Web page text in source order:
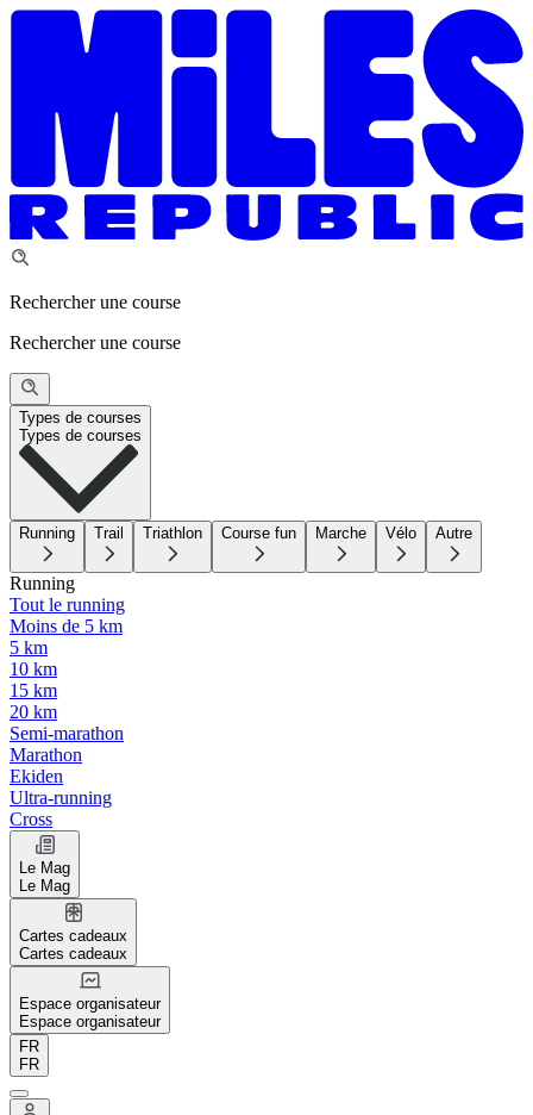
Rechercher une course
Rechercher une course
Types de courses
Types de courses
Running Trail Triathlon Course fun Marche Vélo Autre
Running
Tout le running
Moins de 5 km
5 km
10 km
15 km
20 km
Semi-marathon
Marathon
Ekiden
Ultra-running
Cross
Le Mag
Le Mag
Cartes cadeaux
Cartes cadeaux
Espace organisateur
Espace organisateur
FR
FR